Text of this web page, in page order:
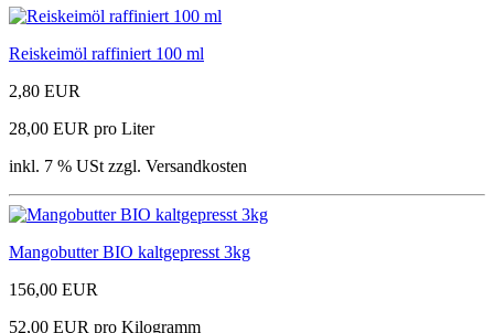
Reiskeimöl raffiniert 100 ml
2,80 EUR
28,00 EUR pro Liter
inkl. 7 % USt zzgl. Versandkosten
Mangobutter BIO kaltgepresst 3kg
156,00 EUR
52,00 EUR pro Kilogramm